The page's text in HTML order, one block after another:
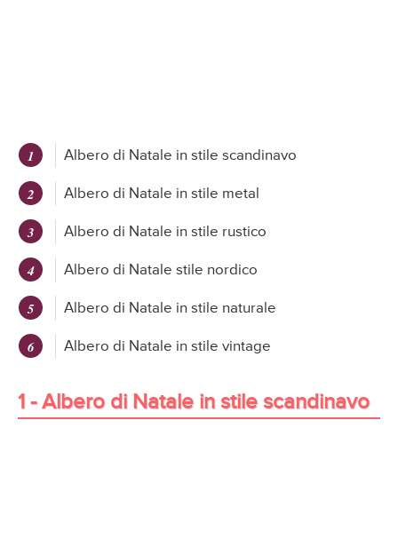
Albero di Natale in stile scandinavo
Albero di Natale in stile metal
Albero di Natale in stile rustico
Albero di Natale stile nordico
Albero di Natale in stile naturale
Albero di Natale in stile vintage
1 - Albero di Natale in stile scandinavo